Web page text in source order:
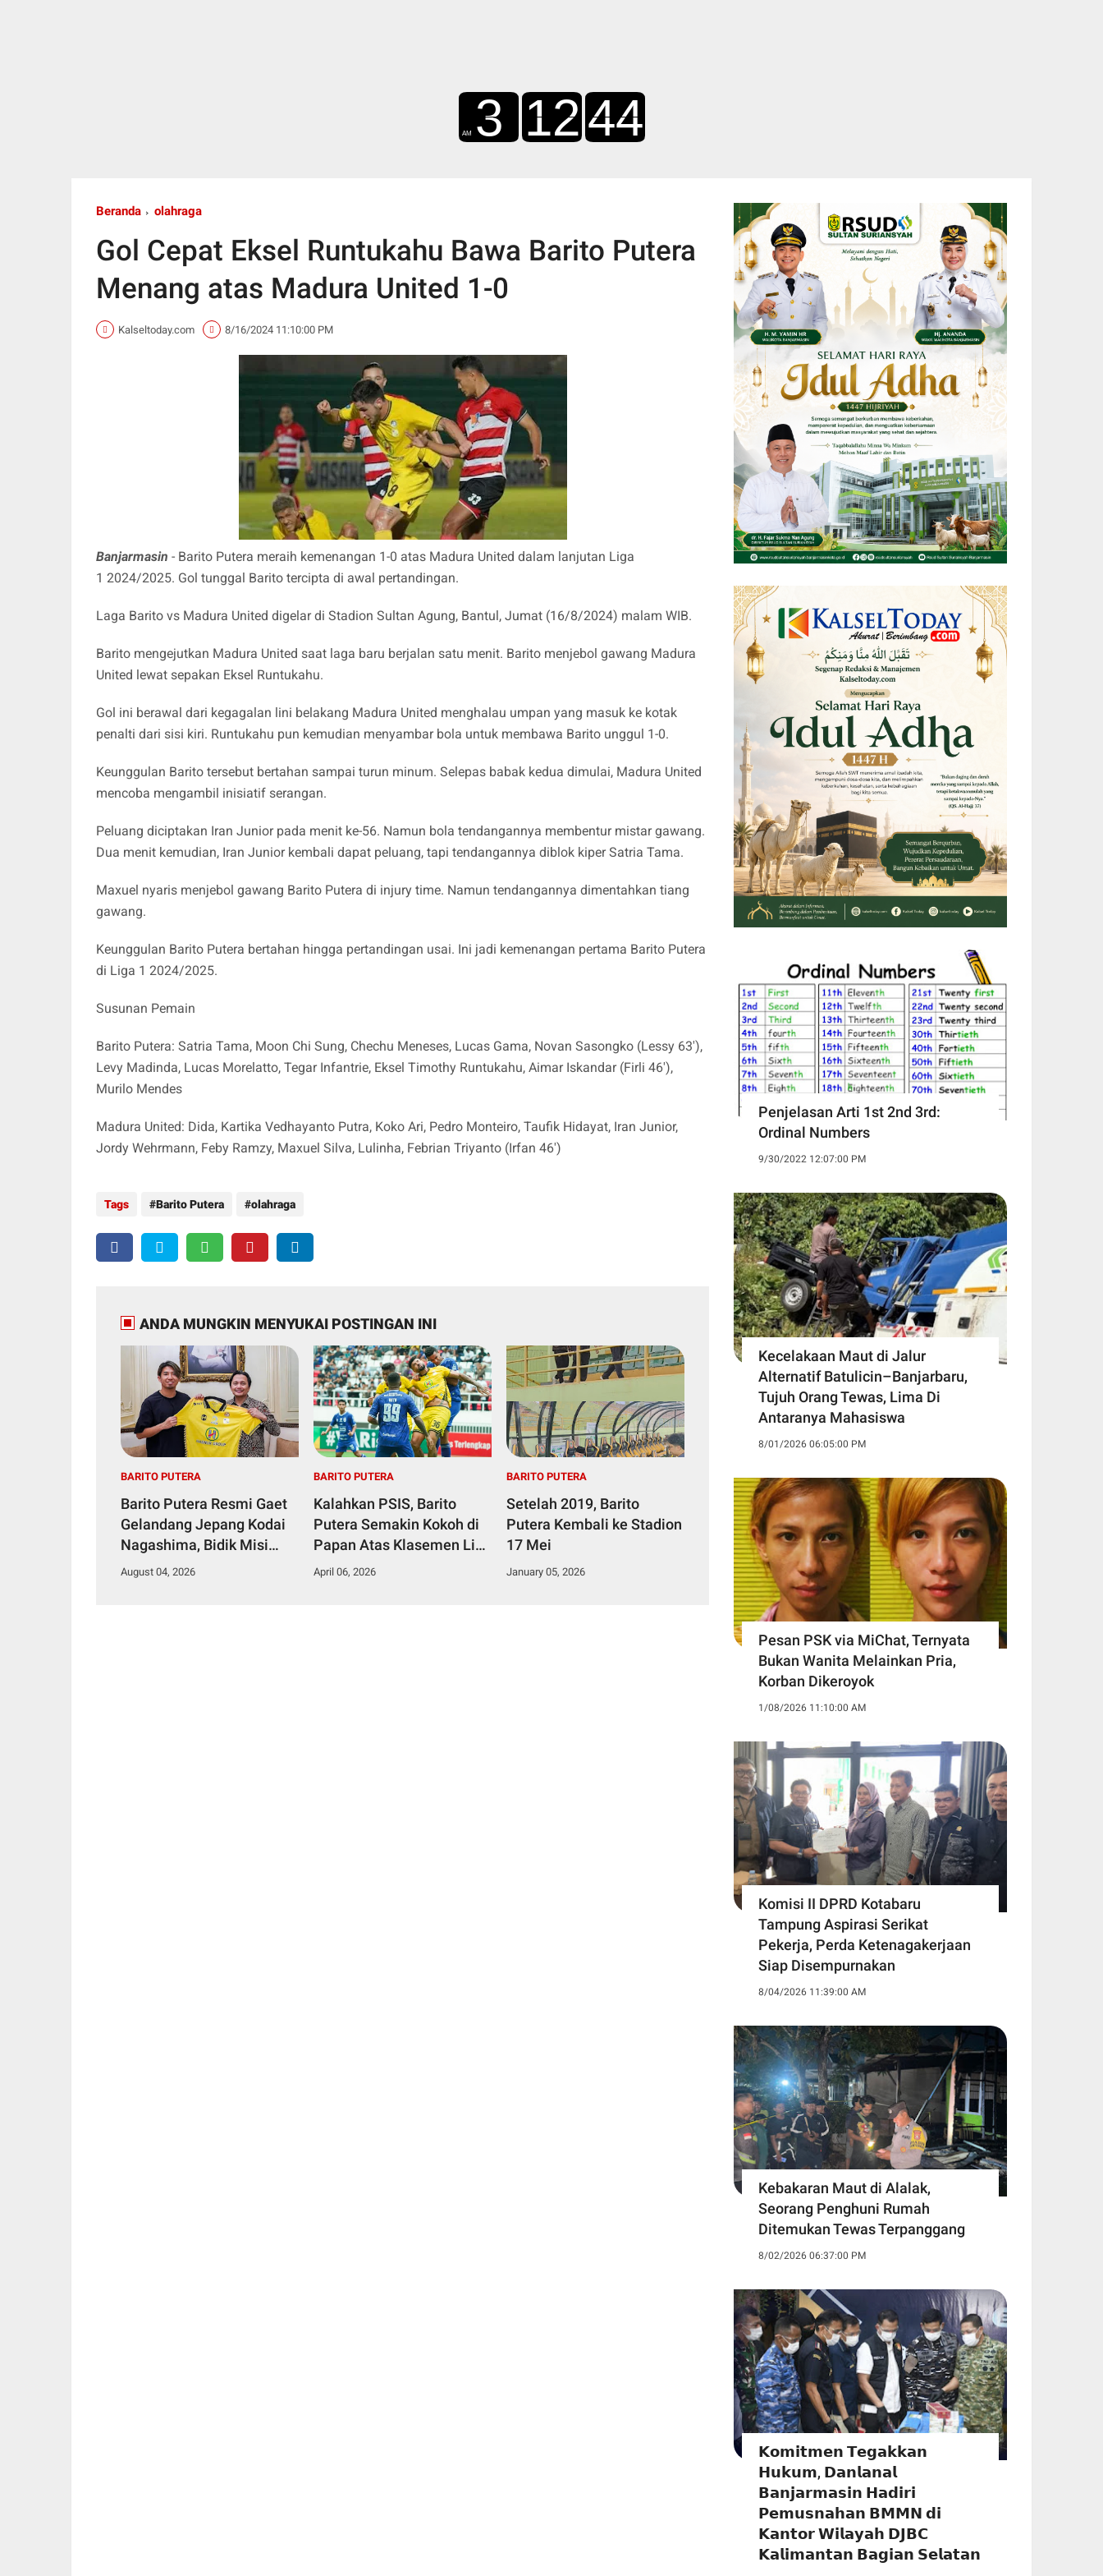
Beranda olahraga
Gol Cepat Eksel Runtukahu Bawa Barito Putera
Menang atas Madura United 1-0
Kalseltoday.com 8/16/2024 11:10:00 PM
Banjarmasin - Barito Putera meraih kemenangan 1-0 atas Madura United dalam lanjutan Liga
1 2024/2025. Gol tunggal Barito tercipta di awal pertandingan.
Laga Barito vs Madura United digelar di Stadion Sultan Agung, Bantul, Jumat (16/8/2024) malam WIB.
Barito mengejutkan Madura United saat laga baru berjalan satu menit. Barito menjebol gawang Madura
United lewat sepakan Eksel Runtukahu.
Gol ini berawal dari kegagalan lini belakang Madura United menghalau umpan yang masuk ke kotak
penalti dari sisi kiri. Runtukahu pun kemudian menyambar bola untuk membawa Barito unggul 1-0.
Keunggulan Barito tersebut bertahan sampai turun minum. Selepas babak kedua dimulai, Madura United
mencoba mengambil inisiatif serangan.
Peluang diciptakan Iran Junior pada menit ke-56. Namun bola tendangannya membentur mistar gawang.
Dua menit kemudian, Iran Junior kembali dapat peluang, tapi tendangannya diblok kiper Satria Tama.
Maxuel nyaris menjebol gawang Barito Putera di injury time. Namun tendangannya dimentahkan tiang
gawang.
Keunggulan Barito Putera bertahan hingga pertandingan usai. Ini jadi kemenangan pertama Barito Putera
di Liga 1 2024/2025.
Susunan Pemain
Barito Putera: Satria Tama, Moon Chi Sung, Chechu Meneses, Lucas Gama, Novan Sasongko (Lessy 63'),
Levy Madinda, Lucas Morelatto, Tegar Infantrie, Eksel Timothy Runtukahu, Aimar Iskandar (Firli 46'),
Murilo Mendes
Madura United: Dida, Kartika Vedhayanto Putra, Koko Ari, Pedro Monteiro, Taufik Hidayat, Iran Junior,
Jordy Wehrmann, Feby Ramzy, Maxuel Silva, Lulinha, Febrian Triyanto (Irfan 46')
Tags Barito Putera olahraga
ANDA MUNGKIN MENYUKAI POSTINGAN INI
BARITO PUTERA
Barito Putera Resmi Gaet
Gelandang Jepang Kodai
Nagashima, Bidik Misi
Kembali ke Liga 1
August 04, 2026
BARITO PUTERA
Kalahkan PSIS, Barito
Putera Semakin Kokoh di
Papan Atas Klasemen Liga
2
April 06, 2026
BARITO PUTERA
Setelah 2019, Barito
Putera Kembali ke Stadion
17 Mei
January 05, 2026
Penjelasan Arti 1st 2nd 3rd:
Ordinal Numbers
9/30/2022 12:07:00 PM
Kecelakaan Maut di Jalur
Alternatif Batulicin–Banjarbaru,
Tujuh Orang Tewas, Lima Di
Antaranya Mahasiswa
8/01/2026 06:05:00 PM
Pesan PSK via MiChat, Ternyata
Bukan Wanita Melainkan Pria,
Korban Dikeroyok
1/08/2026 11:10:00 AM
Komisi II DPRD Kotabaru
Tampung Aspirasi Serikat
Pekerja, Perda Ketenagakerjaan
Siap Disempurnakan
8/04/2026 11:39:00 AM
Kebakaran Maut di Alalak,
Seorang Penghuni Rumah
Ditemukan Tewas Terpanggang
8/02/2026 06:37:00 PM
𝗞𝗼𝗺𝗶𝘁𝗺𝗲𝗻 𝗧𝗲𝗴𝗮𝗸𝗸𝗮𝗻
𝗛𝘂𝗸𝘂𝗺, 𝗗𝗮𝗻𝗹𝗮𝗻𝗮𝗹
𝗕𝗮𝗻𝗷𝗮𝗿𝗺𝗮𝘀𝗶𝗻 𝗛𝗮𝗱𝗶𝗿𝗶
𝗣𝗲𝗺𝘂𝘀𝗻𝗮𝗵𝗮𝗻 𝗕𝗠𝗠𝗡 𝗱𝗶
𝗞𝗮𝗻𝘁𝗼𝗿 𝗪𝗶𝗹𝗮𝘆𝗮𝗵 𝗗𝗝𝗕𝗖
𝗞𝗮𝗹𝗶𝗺𝗮𝗻𝘁𝗮𝗻 𝗕𝗮𝗴𝗶𝗮𝗻 𝗦𝗲𝗹𝗮𝘁𝗮𝗻